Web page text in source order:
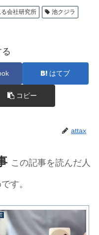
会社研究所 池クジラ
はてブ
コピー
attax
この記事を読んだ人
す。